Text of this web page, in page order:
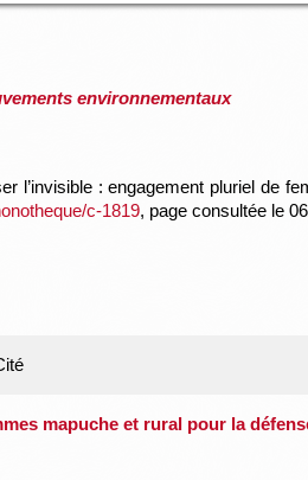
environnementaux
l’invisible : engagement pluriel de
c-1819, page consultée le
mapuche et rural pour la